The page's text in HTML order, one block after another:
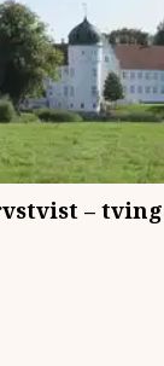
–